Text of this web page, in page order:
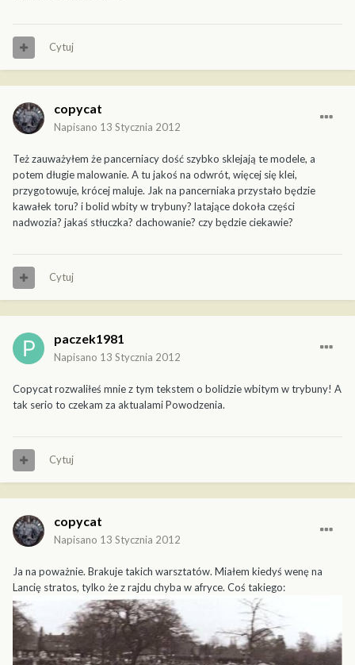
Cytuj
copycat
Napisano 13 Stycznia 2012
Też zauważyłem że pancerniacy dość szybko sklejają te modele, a
potem długie malowanie. A tu jakoś na odwrót, więcej się klei,
przygotowuje, krócej maluje. Jak na pancerniaka przystało będzie
kawałek toru? i bolid wbity w trybuny? latające dokoła części
nadwozia? jakaś stłuczka? dachowanie? czy będzie ciekawie?
Cytuj
paczek1981
Napisano 13 Stycznia 2012
Copycat rozwaliłeś mnie z tym tekstem o bolidzie wbitym w trybuny! A
tak serio to czekam za aktualami Powodzenia.
Cytuj
copycat
Napisano 13 Stycznia 2012
Ja na poważnie. Brakuje takich warsztatów. Miałem kiedyś wenę na
Lancię stratos, tylko że z rajdu chyba w afryce. Coś takiego: